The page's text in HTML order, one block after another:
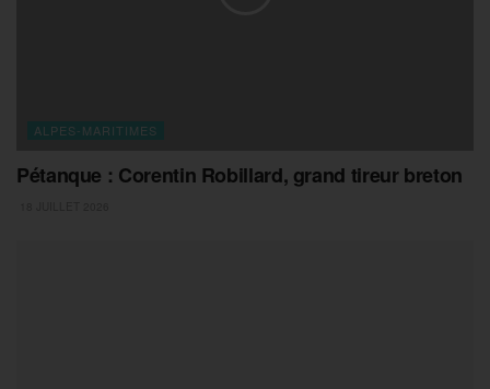
ALPES-MARITIMES
Pétanque : Corentin Robillard, grand tireur breton